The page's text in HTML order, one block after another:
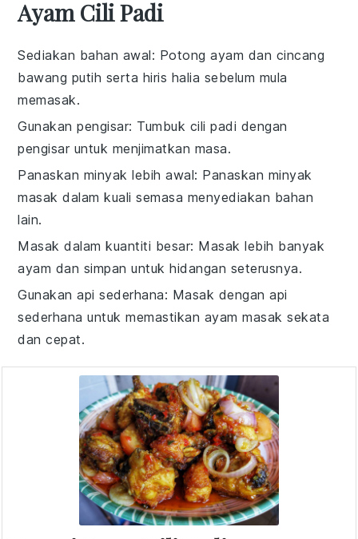
Ayam Cili Padi
Sediakan bahan awal: Potongayam dan cincang
bawang putih serta hiris halia sebelum mula
memasak.
Gunakan pengisar: Tumbuk cili padi dengan
pengisar untuk menjimatkan masa.
Panaskan minyak lebih awal: Panaskan minyak
masak dalamkuali semasa menyediakan bahan
lain.
Masak dalam kuantiti besar: Masak lebih banyak
ayam dan simpan untuk hidangan seterusnya.
Gunakan api sederhana: Masak dengan api
sederhana untuk memastikan ayam masak sekata
dan cepat.